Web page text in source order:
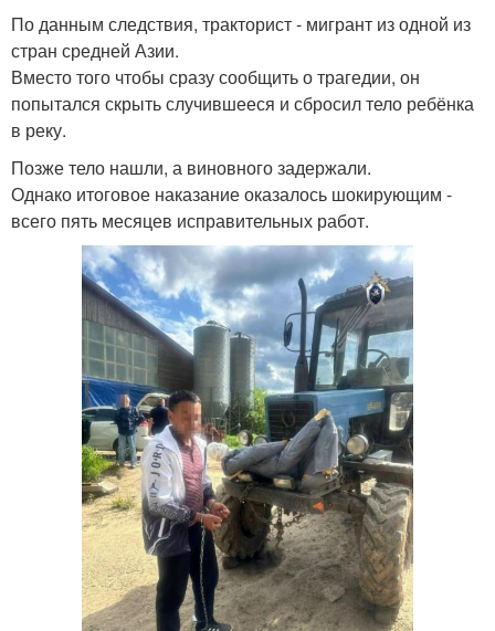
По данным следствия, тракторист - мигрант из одной из
стран средней Азии.
Вместо того чтобы сразу сообщить о трагедии, он
попытался скрыть случившееся и сбросил тело ребёнка
в реку.
Позже тело нашли, а виновного задержали.
Однако итоговое наказание оказалось шокирующим -
всего пять месяцев исправительных работ.